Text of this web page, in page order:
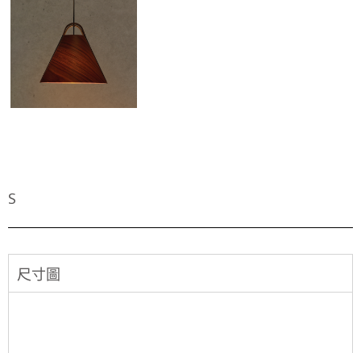
S
尺寸圖